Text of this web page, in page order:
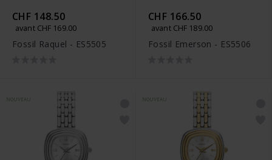
CHF 148.50
avant CHF 169.00
Fossil Raquel - ES5505
CHF 166.50
avant CHF 189.00
Fossil Emerson - ES5506
NOUVEAU NOUVEAU